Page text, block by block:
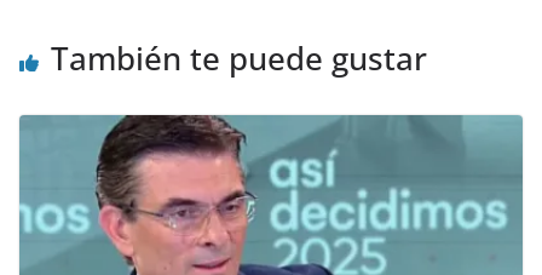
También te puede gustar